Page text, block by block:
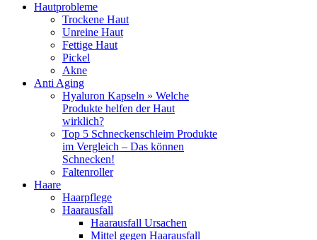
Hautprobleme
Trockene Haut
Unreine Haut
Fettige Haut
Pickel
Akne
Anti Aging
Hyaluron Kapseln » Welche
Produkte helfen der Haut
wirklich?
Top 5 Schneckenschleim Produkte
im Vergleich – Das können
Schnecken!
Faltenroller
Haare
Haarpflege
Haarausfall
Haarausfall Ursachen
Mittel gegen Haarausfall